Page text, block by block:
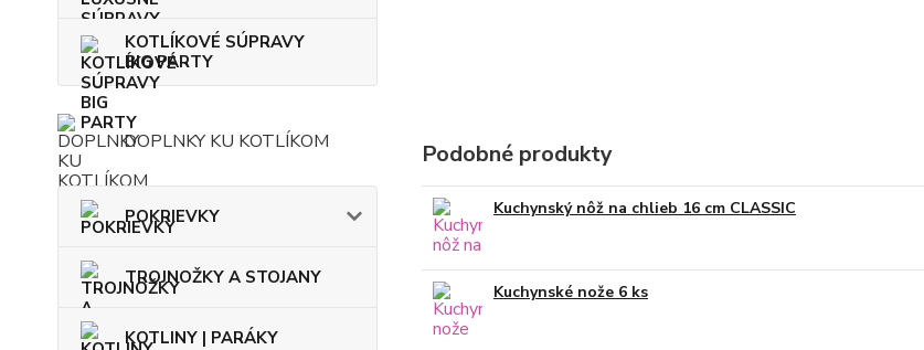
KOTLÍKOVÉ SÚPRAVY
BIG PARTY
DOPLNKY KU KOTLÍKOM
POKRIEVKY
TROJNOŽKY A STOJANY
KOTLINY | PARÁKY
Podobné produkty
Kuchynský nôž na chlieb 16 cm CLASSIC
Kuchynské nože 6 ks